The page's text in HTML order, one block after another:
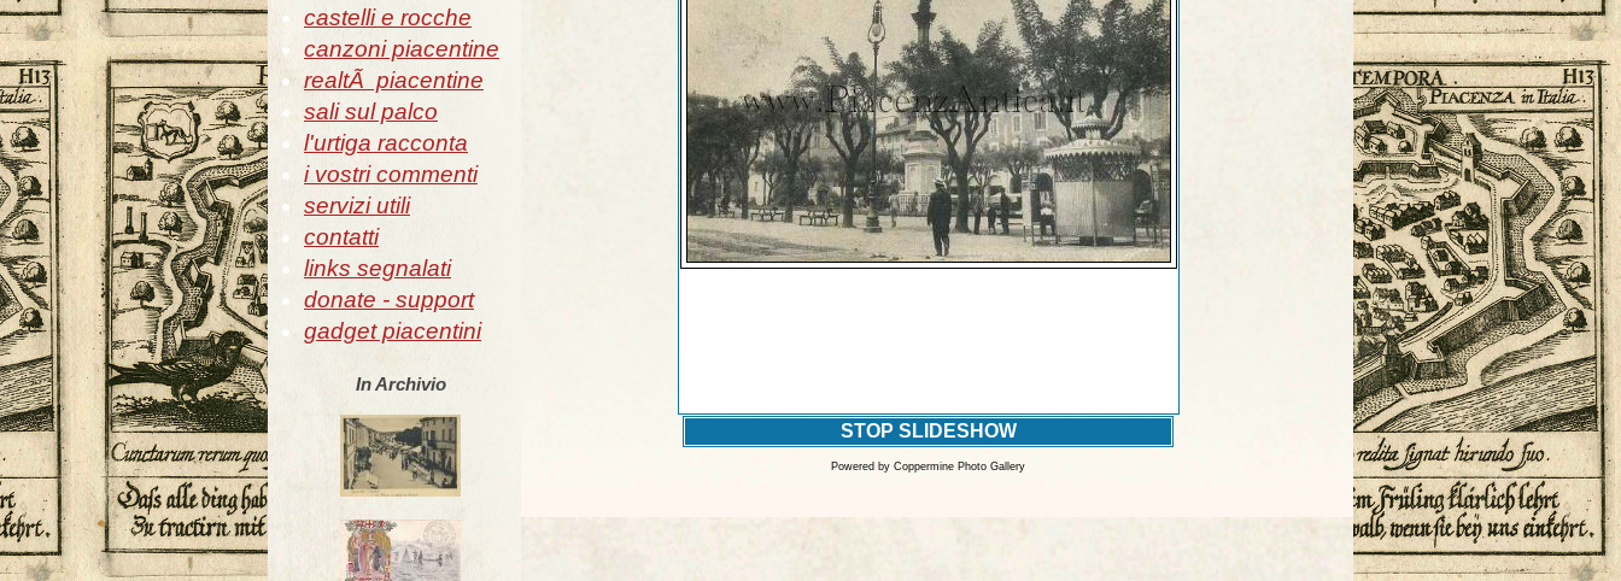
castelli e rocche
canzoni piacentine
realtÃ piacentine
sali sul palco
l'urtiga racconta
i vostri commenti
servizi utili
contatti
links segnalati
donate - support
gadget piacentini
In Archivio
STOP SLIDESHOW
Powered by Coppermine Photo Gallery